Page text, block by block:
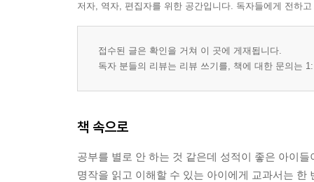
저자, 역자, 편집자를 위한 공간입니다. 독자들에게 전하
접수된 글은 확인을 거쳐 이 곳에 게재됩니다.
독자 분들의 리뷰는 리뷰 쓰기를, 책에 대한 문의는
책 속으로
공부를 별로 안 하는 것 같은데 성적이 좋은 아이
명작을 읽고 이해할 수 있는 아이에게 교과서는